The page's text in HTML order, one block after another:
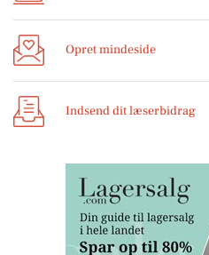
Opret mindeside
Indsend dit læserbidrag